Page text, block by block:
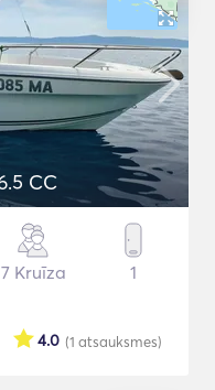
CC
7 Kruīza 1
(1 atsauksmes)
4.0